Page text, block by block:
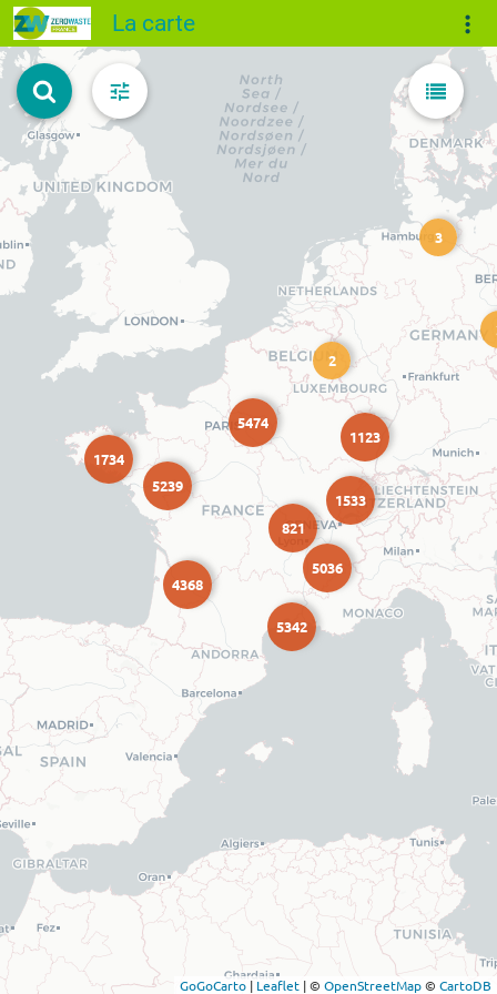
La carte
5342
5474
5036
5239
4368
1533
1734
1123
821
3
2
GoGoCarto | Leaflet |© OpenStreetMap© CartoDB